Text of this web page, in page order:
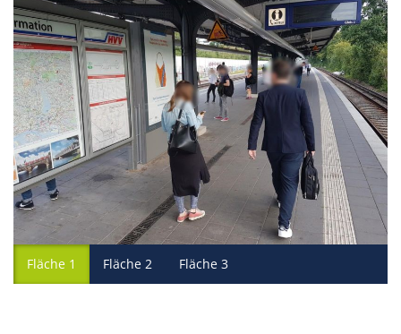
Fläche 1 Fläche 2 Fläche 3